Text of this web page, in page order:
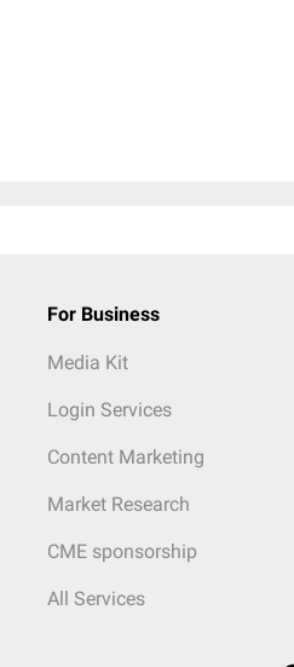
For Business
Media Kit
Login Services
Content Marketing
Market Research
CME sponsorship
All Services